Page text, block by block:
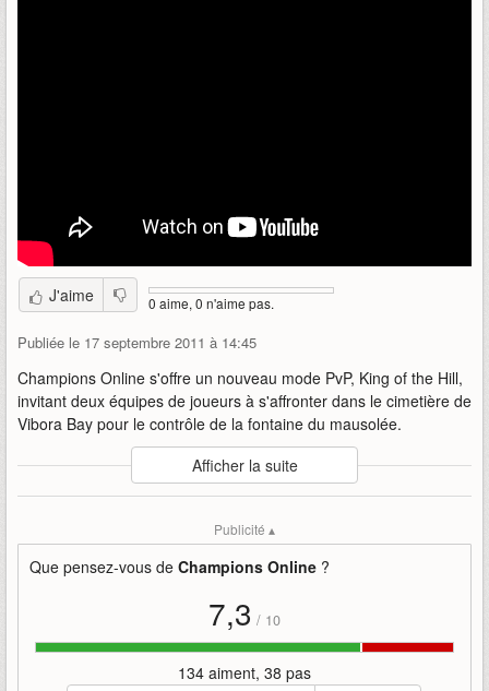
J'aime 0 aime, 0 n'aime pas.
Publiée le 17 septembre 2011 à 14:45
Champions Online s'offre un nouveau mode PvP, King of the Hill,
invitant deux équipes de joueurs à s'affronter dans le cimetière de
Vibora Bay pour le contrôle de la fontaine du mausolée.
Auteur
Cryptic Studios
: Uther
king-of-the-hill journal-de-développement
Afficher la suite
Publicité ▴
Que pensez-vous de Champions Online ?
7,3 / 10
134 aiment, 38 pas